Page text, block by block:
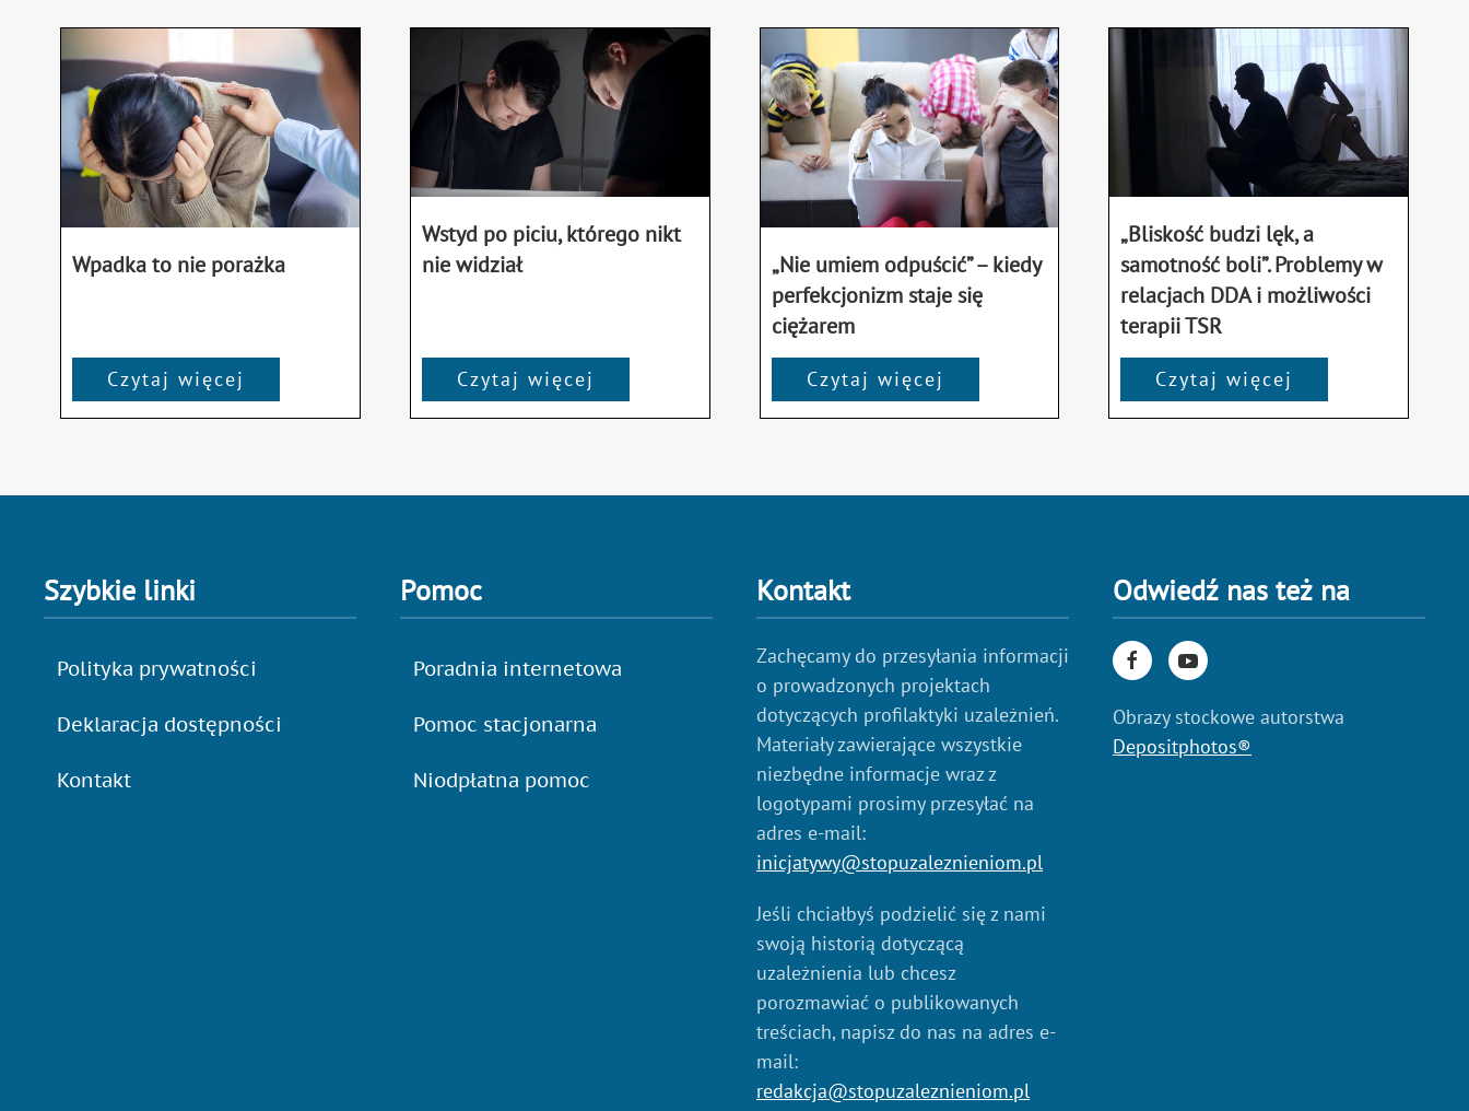
Wpadka to nie porażka
Czytaj więcej
Wstyd po piciu, którego nikt
nie widział
Czytaj więcej
„Nie umiem odpuścić” – kiedy
perfekcjonizm staje się
ciężarem
Czytaj więcej
„Bliskość budzi lęk, a
samotność boli”. Problemy w
relacjach DDA i możliwości
terapii TSR
Czytaj więcej
Szybkie linki
Polityka prywatności
Deklaracja dostępności
Kontakt
Pomoc
Poradnia internetowa
Pomoc stacjonarna
Niodpłatna pomoc
Kontakt
Zachęcamy do przesyłania informacji
o prowadzonych projektach
dotyczących profilaktyki uzależnień.
Materiały zawierające wszystkie
niezbędne informacje wraz z
logotypami prosimy przesyłać na
adres e-mail:
inicjatywy@stopuzaleznieniom.pl
Jeśli chciałbyś podzielić się z nami
swoją historią dotyczącą
uzależnienia lub chcesz
porozmawiać o publikowanych
treściach, napisz do nas na adres e-
mail:
redakcja@stopuzaleznieniom.pl
Odwiedź nas też na
Obrazy stockowe autorstwa
Depositphotos®